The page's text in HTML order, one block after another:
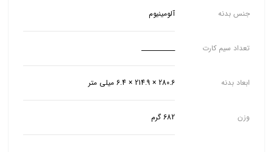
جنس بدنه آلومینیوم
تعداد سیم کارت ___________
ابعاد بدنه 280.6 × 214.9 × 6.4 میلی متر
وزن 682 گرم